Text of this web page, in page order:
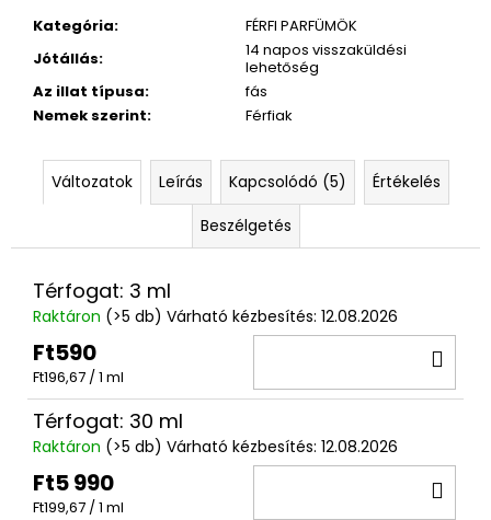
Kategória:
FÉRFI PARFÜMÖK
Jótállás:
14 napos visszaküldési
lehetőség
Az illat típusa:
fás
Nemek szerint: Férfiak
Változatok Leírás Kapcsolódó (5)
Értékelés
Beszélgetés
Térfogat: 3 ml
Raktáron (>5 db) Várható kézbesítés: 12.08.2026
Ft590
Egységár:
Ft196,67 / 1 ml
Térfogat: 30 ml
Raktáron (>5 db) Várható kézbesítés: 12.08.2026
Ft5 990
Egységár:
Ft199,67 / 1 ml